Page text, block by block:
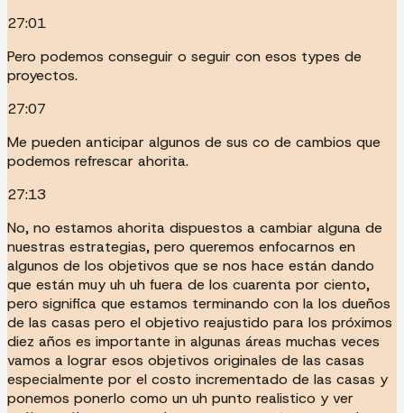
27:01
Pero podemos conseguir o seguir con esos types de
proyectos.
27:07
Me pueden anticipar algunos de sus co de cambios que
podemos refrescar ahorita.
27:13
No, no estamos ahorita dispuestos a cambiar alguna de
nuestras estrategias, pero queremos enfocarnos en
algunos de los objetivos que se nos hace están dando
que están muy uh uh fuera de los cuarenta por ciento,
pero significa que estamos terminando con la los dueños
de las casas pero el objetivo reajustido para los próximos
diez años es importante in algunas áreas muchas veces
vamos a lograr esos objetivos originales de las casas
especialmente por el costo incrementado de las casas y
ponemos ponerlo como un uh punto realistico y ver